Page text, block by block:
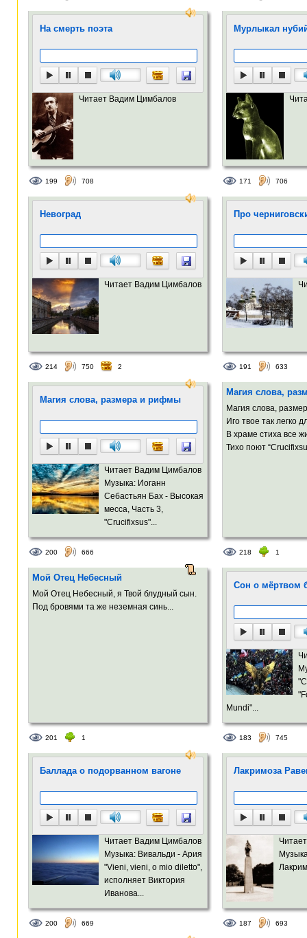
На смерть поэта
Читает Вадим Цимбалов
199 708
Мурлыкал
171 706
Невоград
Читает Вадим Цимбалов
214 750 2
Про
191 633
Магия слова, размера и рифмы
Читает Вадим Цимбалов
Музыка: Иоганн
Себастьян Бах - Высокая
месса, Часть 3,
"Crucifixsus"...
200 666
Магия слова,
Магия слова,
Иго твое так легко
В храме стиха все
Тихо поют
218 1
Мой Отец Небесный
Мой Отец Небесный, я Твой блудный сын.
Под бровями та же неземная синь...
201 1
Сон о мёртвом
Mundi"...
183 745
Баллада о подорванном вагоне
Читает Вадим Цимбалов
Музыка: Вивальди - Ария
"Vieni, vieni, o mio diletto",
исполняет Виктория
Иванова...
200 669
Лакримоза
187 693